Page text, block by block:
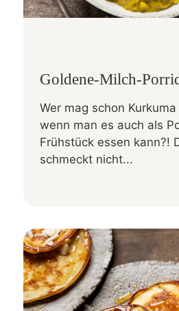
Goldene-Milch-
Wer mag schon
wenn man es auch als
Frühstück essen kann?!
schmeckt nicht...